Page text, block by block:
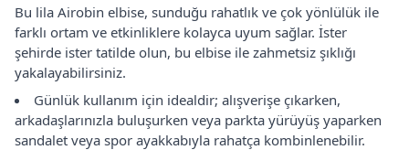
Bu lila Airobin elbise, sunduğu rahatlık ve çok yönlülük ile
farklı ortam ve etkinliklere kolayca uyum sağlar. İster
şehirde ister tatilde olun, bu elbise ile zahmetsiz şıklığı
yakalayabilirsiniz.
Günlük kullanım için idealdir; alışverişe çıkarken,
arkadaşlarınızla buluşurken veya parkta yürüyüş yaparken
sandalet veya spor ayakkabıyla rahatça kombinlenebilir.